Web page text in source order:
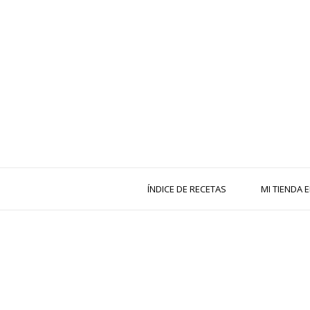
ÍNDICE DE RECETAS MI TIENDA